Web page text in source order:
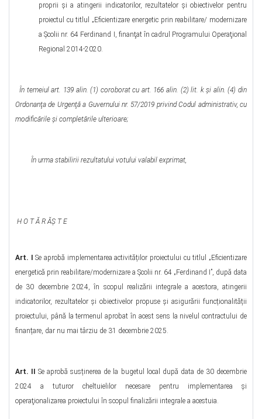
proprii şi a atingerii indicatorilor, rezultatelor şi obiectivelor pentru
proiectul cu titlul „Eficientizare energetic prin reabilitare/ modernizare
a Şcolii nr. 64 Ferdinand I, finanţat în cadrul Programului Operaţional
Regional 2014-2020.
În temeiul art. 139 alin. (1) coroborat cu art. 166 alin. (2) lit. k şi alin. (4) din
Ordonanţa de Urgenţă a Guvernului nr. 57/2019 privind Codul administrativ, cu
modificările și completările ulterioare;
În urma stabilirii rezultatului votului valabil exprimat,
H O T Ă R ĂŞ T E
Art. I
Se aprobă implementarea activităților proiectului cu titlul „Eficientizare
energetică prin reabilitare/modernizare a Şcolii nr. 64 „Ferdinand I”, după data
de 30 decembrie 2024, în scopul realizării integrale a acestora, atingerii
indicatorilor, rezultatelor și obiectivelor propuse și asigurării funcționalității
proiectului, până la termenul aprobat în acest sens la nivelul contractului de
finanțare, dar nu mai târziu de 31 decembrie 2025.
Art. II
Se aprobă susținerea de la bugetul local după data de 30 decembrie
2024 a tuturor cheltuielilor necesare pentru implementarea și
operaţionalizarea proiectului în scopul finalizării integrale a acestuia.